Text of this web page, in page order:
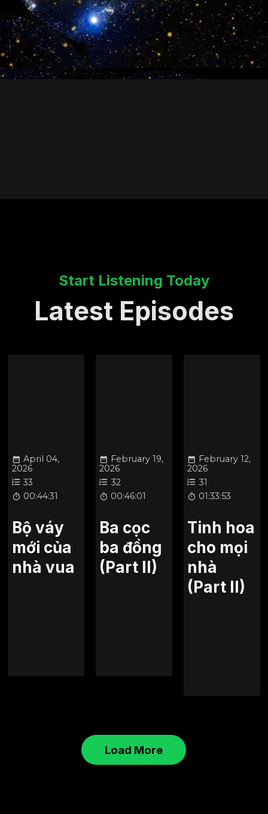
Start Listening Today
Latest Episodes
April 04,
2026
33
00:44:31
Bộ váy
mới của
nhà vua
February 19,
2026
32
00:46:01
Ba cọc
ba đồng
(Part II)
February 12,
2026
31
01:33:53
Tinh hoa
cho mọi
nhà
(Part II)
Load More